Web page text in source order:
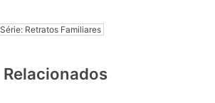
Série: Retratos Familiares
Relacionados